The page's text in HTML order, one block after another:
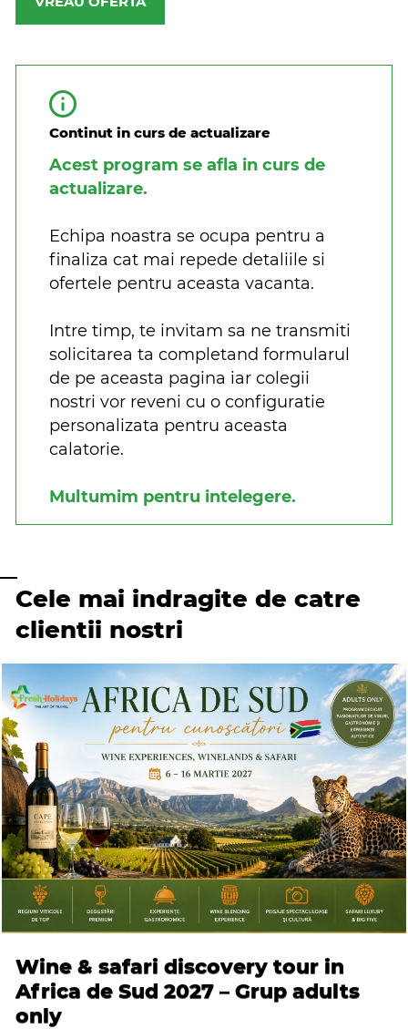
Continut in curs de actualizare
Acest program se afla in curs de
actualizare.
Echipa noastra se ocupa pentru a
finaliza cat mai repede detaliile si
ofertele pentru aceasta vacanta.
Intre timp, te invitam sa ne transmiti
solicitarea ta completand formularul
de pe aceasta pagina iar colegii
nostri vor reveni cu o configuratie
personalizata pentru aceasta
calatorie.
Multumim pentru intelegere.
Cele mai indragite de catre
clientii nostri
Wine & safari discovery tour in
Africa de Sud 2027 – Grup adults
only